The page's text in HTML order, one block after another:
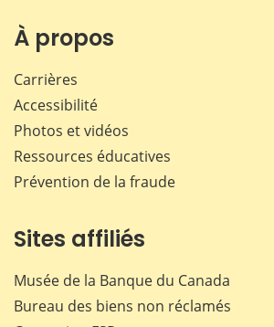
À propos
Carrières
Accessibilité
Photos et vidéos
Ressources éducatives
Prévention de la fraude
Sites affiliés
Musée de la Banque du Canada
Bureau des biens non réclamés